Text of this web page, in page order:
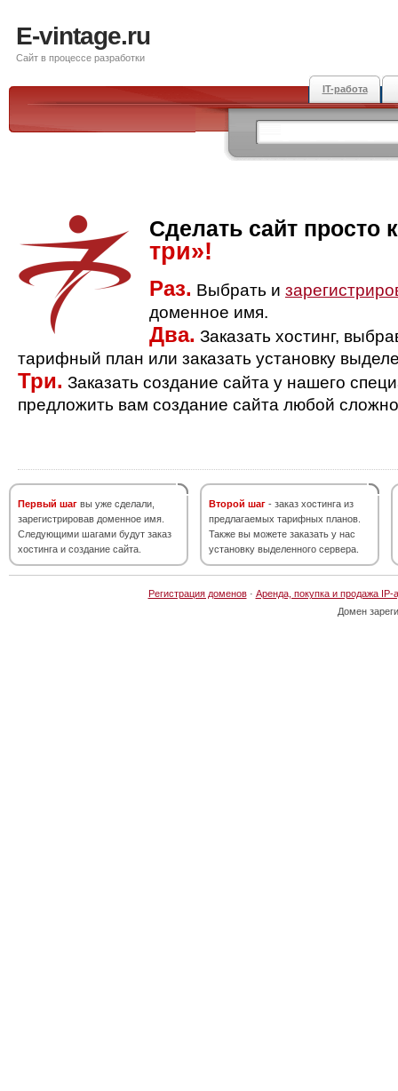
E-vintage.ru
Сайт в процессе разработки
IT-работа
Сделать сайт просто
три»!
Раз. Выбрать и
доменное имя.
Два. Заказать хостинг,
тарифный план или заказать установку
Три. Заказать создание сайта у нашего
предложить вам создание сайта любой
Первый шаг вы уже сделали,
зарегистрировав доменное имя.
Следующими шагами будут заказ
хостинга и создание сайта.
Второй шаг - заказ хостинга из
предлагаемых тарифных планов.
Также вы можете заказать у нас
установку выделенного сервера.
Регистрация доменов· Аренда, покупка и продажа IP-
Домен